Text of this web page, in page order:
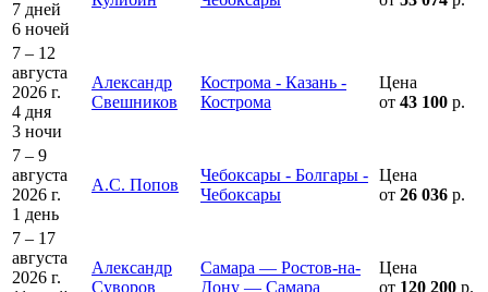
7 дней
6 ночей
7 – 12
августа
2026 г.
4 дня
3 ночи
Александр
Свешников
Кострома - Казань -
Кострома
Цена
от 43 100 р.
7 – 9
августа
2026 г.
1 день
А.С. Попов
Чебоксары - Болгары -
Чебоксары
Цена
от 26 036 р.
7 – 17
августа
2026 г.
Александр
Суворов
Самара — Ростов-на-
Дону — Самара
Цена
от 120 200 р.